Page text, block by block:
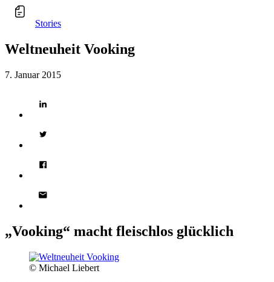
Stories
Weltneuheit Vooking
7. Januar 2015
„Vooking“ macht fleischlos glücklich
© Michael Liebert